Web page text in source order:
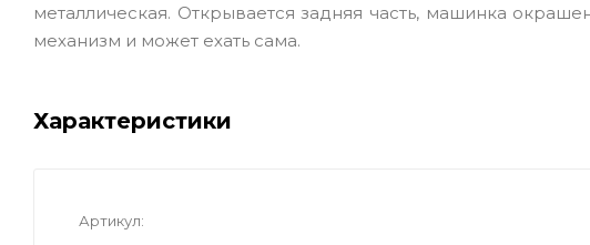
металлическая. Открывается задняя часть, машинка
механизм и может ехать сама.
Характеристики
Артикул